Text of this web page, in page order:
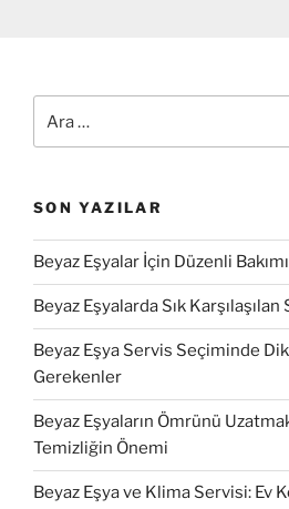
SON YAZILAR
Beyaz Eşyalar İçin Düzenli
Beyaz Eşyalarda Sık
Beyaz Eşya Servis Seçiminde
Gerekenler
Beyaz Eşyaların Ömrünü
Temizliğin Önemi
Beyaz Eşya ve Klima Servisi: Ev